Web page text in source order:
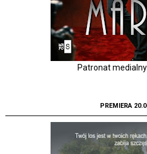
Patronat
PREMIERA